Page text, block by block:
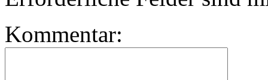
Kommentar: